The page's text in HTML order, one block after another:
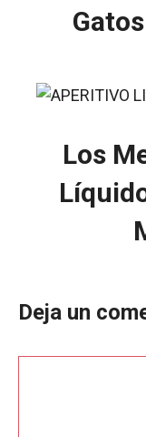
Los
Deja un